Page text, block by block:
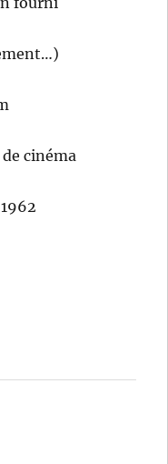
cinéma